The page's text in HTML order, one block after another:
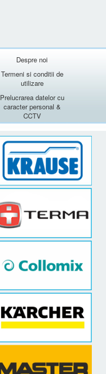
Despre noi
Termeni si conditii de
utilizare
Prelucrarea datelor cu
caracter personal &
CCTV